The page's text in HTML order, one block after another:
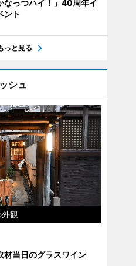
なっつハイ！」40周年イ
ント
っと見る
シュ
観
材当日のグラスワイン